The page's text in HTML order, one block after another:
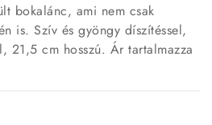
bokalánc, ami nem csak
is. Szív és gyöngy díszítéssel,
21,5 cm hosszú. Ár tartalmazza